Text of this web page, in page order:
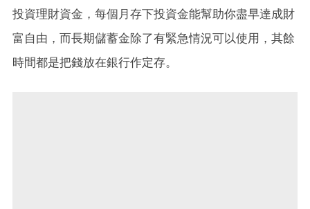
投資理財資金，每個月存下投資金能幫助你盡早達成財
富自由，而長期儲蓄金除了有緊急情況可以使用，其餘
時間都是把錢放在銀行作定存。